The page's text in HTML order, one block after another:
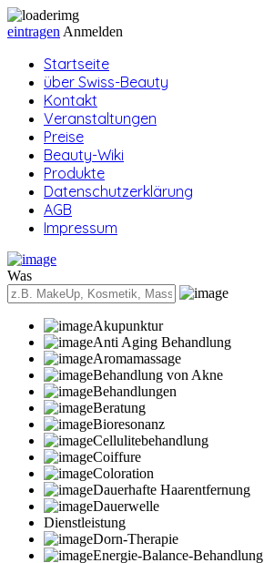
eintragen Anmelden
Startseite
über Swiss-Beauty
Kontakt
Veranstaltungen
Preise
Beauty-Wiki
Produkte
Datenschutzerklärung
AGB
Impressum
Was
Akupunktur
Anti Aging Behandlung
Aromamassage
Behandlung von Akne
Behandlungen
Beratung
Bioresonanz
Cellulitebehandlung
Coiffure
Coloration
Dauerhafte Haarentfernung
Dauerwelle
Dienstleistung
Dorn-Therapie
Energie-Balance-Behandlung